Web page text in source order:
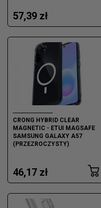
57,39 zł
CRONG HYBRID CLEAR
MAGNETIC - ETUI MAGSAFE
SAMSUNG GALAXY A57
(PRZEZROCZYSTY)
46,17 zł